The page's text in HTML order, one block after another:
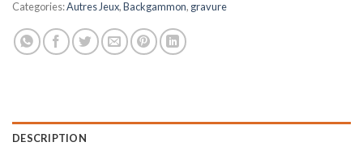
Categories:Autres Jeux,Backgammon, gravure
DESCRIPTION